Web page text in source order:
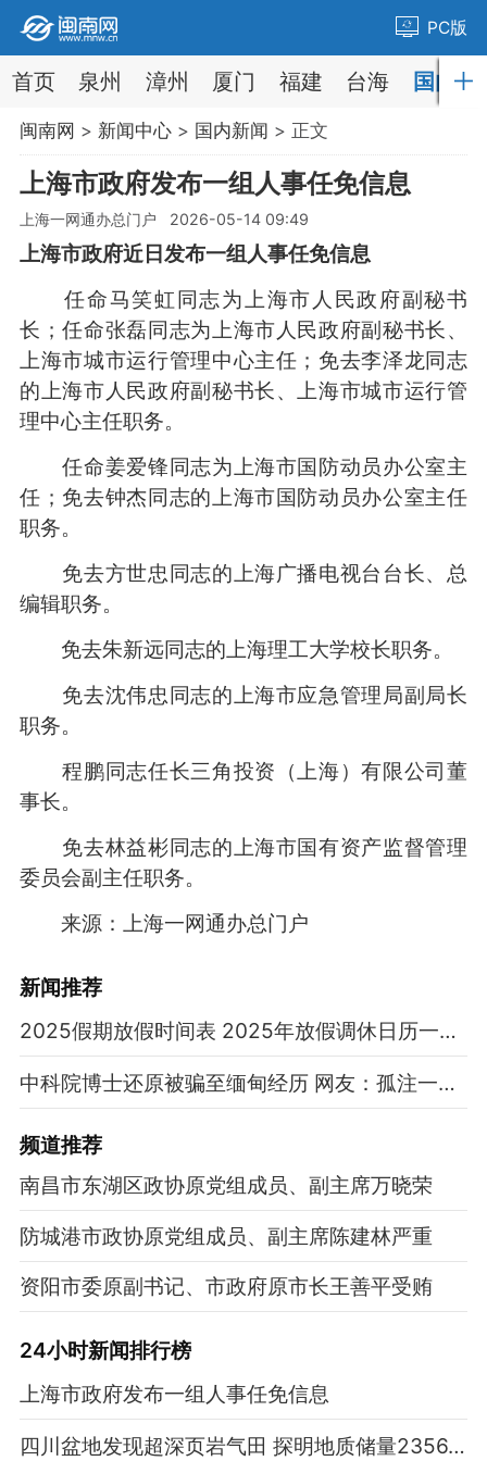
PC版
首页 泉州 漳州 厦门 福建 台海 国内
闽南网 > 新闻中心> 国内新闻 > 正文
上海市政府发布一组人事任免信息
上海一网通办总门户 2026-05-14 09:49
上海市政府近日发布一组人事任免信息
任命马笑虹同志为上海市人民政府副秘书
长；任命张磊同志为上海市人民政府副秘书长、
上海市城市运行管理中心主任；免去李泽龙同志
的上海市人民政府副秘书长、上海市城市运行管
理中心主任职务。
任命姜爱锋同志为上海市国防动员办公室主
任；免去钟杰同志的上海市国防动员办公室主任
职务。
免去方世忠同志的上海广播电视台台长、总
编辑职务。
免去朱新远同志的上海理工大学校长职务。
免去沈伟忠同志的上海市应急管理局副局长
职务。
程鹏同志任长三角投资（上海）有限公司董
事长。
免去林益彬同志的上海市国有资产监督管理
委员会副主任职务。
来源：上海一网通办总门户
新闻推荐
2025假期放假时间表 2025年放假调休日历一览表
中科院博士还原被骗至缅甸经历 网友：孤注一掷现实版
频道推荐
南昌市东湖区政协原党组成员、副主席万晓荣
防城港市政协原党组成员、副主席陈建林严重
资阳市委原副书记、市政府原市长王善平受贿
24小时新闻排行榜
上海市政府发布一组人事任免信息
四川盆地发现超深页岩气田 探明地质储量2356.87亿立方米